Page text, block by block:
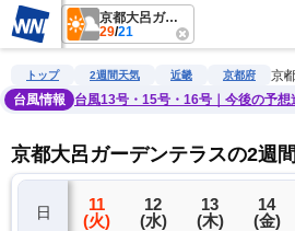
京都大呂ガーデンテラス
29/21
雨雲レーダー 台風情報 地震情報
トップ 2週間天気 近畿 京都府
京
台風情報
台風13号・15号・16号｜今後の予想
京都大呂ガーデンテラスの2週
日
10
(月)
11
(火)
12
(水)
13
(木)
14
(金)